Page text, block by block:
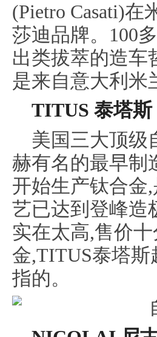
(Pietro Casati)在
莎迪品牌。100
出类拔萃的造车
是来自意大利米
TITUS 泰塔斯
美国三大顶级
赫有名的最早制
开始生产钛合金
艺已达到登峰造
实在太高,售价
金,TITUS泰塔
指的。